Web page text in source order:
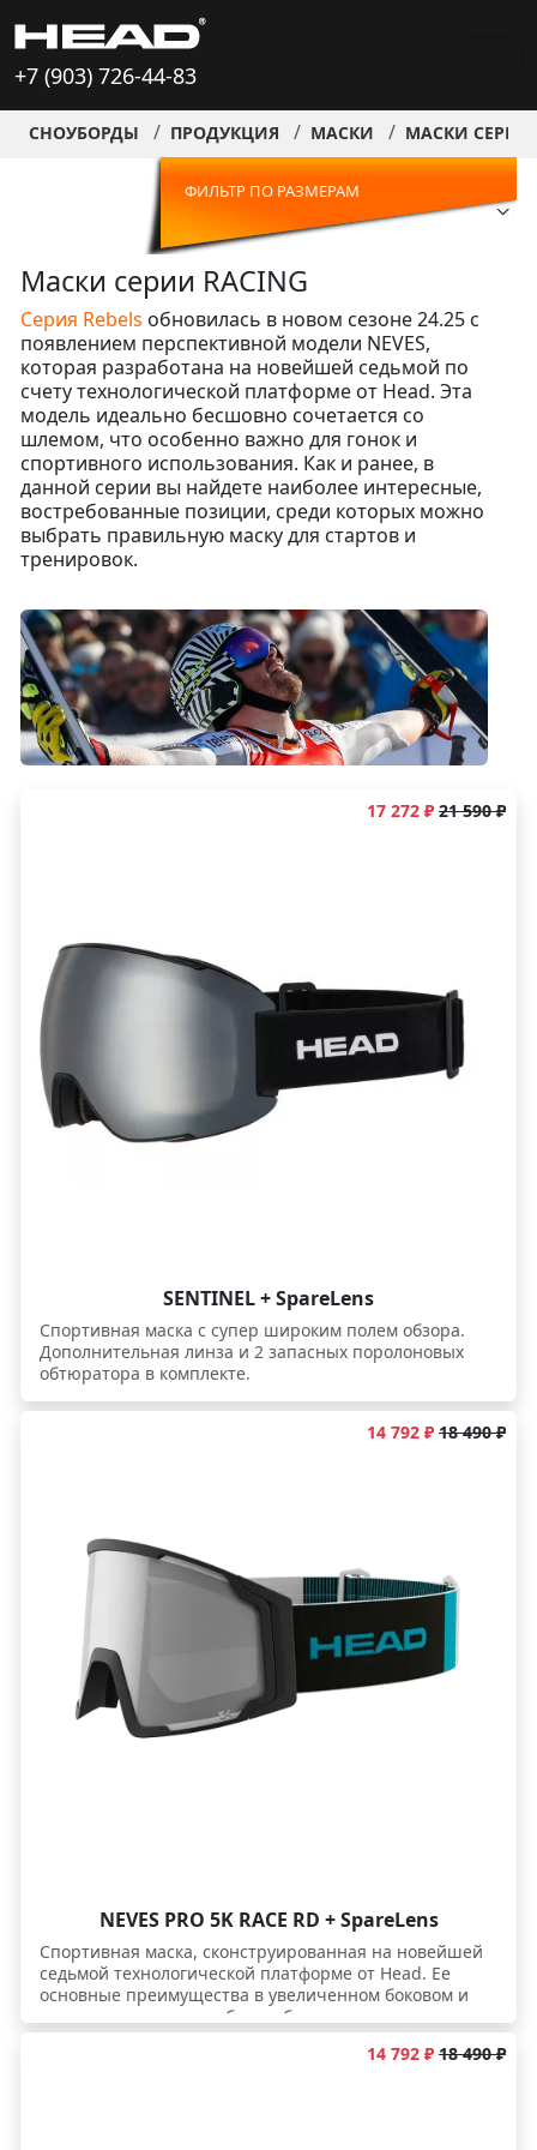
+7 (903) 726-44-83
СНОУБОРДЫ ПРОДУКЦИЯ МАСКИ МАСКИ СЕРИИ
ФИЛЬТР ПО РАЗМЕРАМ
Маски серии RACING
Серия Rebels обновилась в новом сезоне 24.25 с
появлением перспективной модели NEVES,
которая разработана на новейшей седьмой по
счету технологической платформе от Head. Эта
модель идеально бесшовно сочетается со
шлемом, что особенно важно для гонок и
спортивного использования. Как и ранее, в
данной серии вы найдете наиболее интересные,
востребованные позиции, среди которых можно
выбрать правильную маску для стартов и
тренировок.
17 272 ₽ 21 590 ₽
SENTINEL + SpareLens
Спортивная маска с супер широким полем обзора.
Дополнительная линза и 2 запасных поролоновых
обтюратора в комплекте.
14 792 ₽ 18 490 ₽
NEVES PRO 5K RACE RD + SpareLens
Спортивная маска, сконструированная на новейшей
седьмой технологической платформе от Head. Ее
основные преимущества в увеличенном боковом и
вертикальном полях обзора, бесшовном соединении
со шлемами и в эргономичности пропорций всех
обводов. - Форма оправы обеспечивает повышенный
14 792 ₽ 18 490 ₽